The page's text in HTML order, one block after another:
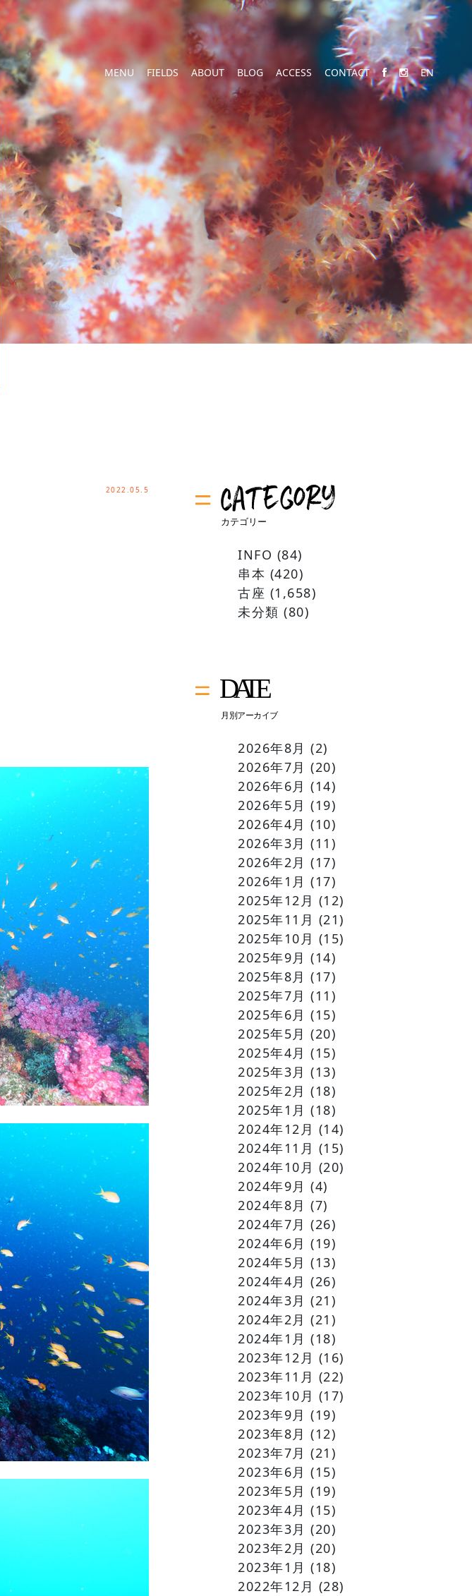
MENU FIELDS ABOUT BLOG ACCESS CONTACT EN
2022.05.5
INFO (84)
串本 (420)
古座 (1,658)
未分類 (80)
2026年8月 (2)
2026年7月 (20)
2026年6月 (14)
2026年5月 (19)
2026年4月 (10)
2026年3月 (11)
2026年2月 (17)
2026年1月 (17)
2025年12月 (12)
2025年11月 (21)
2025年10月 (15)
2025年9月 (14)
2025年8月 (17)
2025年7月 (11)
2025年6月 (15)
2025年5月 (20)
2025年4月 (15)
2025年3月 (13)
2025年2月 (18)
2025年1月 (18)
2024年12月 (14)
2024年11月 (15)
2024年10月 (20)
2024年9月 (4)
2024年8月 (7)
2024年7月 (26)
2024年6月 (19)
2024年5月 (13)
2024年4月 (26)
2024年3月 (21)
2024年2月 (21)
2024年1月 (18)
2023年12月 (16)
2023年11月 (22)
2023年10月 (17)
2023年9月 (19)
2023年8月 (12)
2023年7月 (21)
2023年6月 (15)
2023年5月 (19)
2023年4月 (15)
2023年3月 (20)
2023年2月 (20)
2023年1月 (18)
2022年12月 (28)